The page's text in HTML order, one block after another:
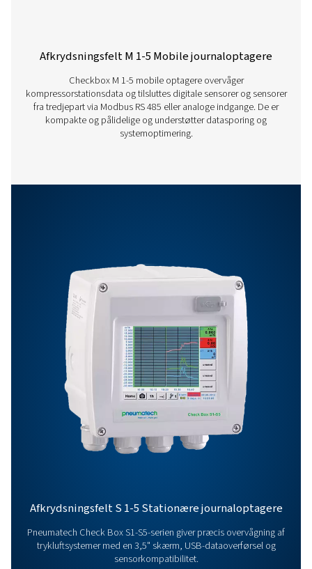
Driftstemperaturer 0-50 °C
Opbevaringstemperatur -20-70 °C
Ekstraudstyr
Kontakt os
Har du spørgsmål om vores måleudstyr, eller vil du
mere om, hvordan det kan forbedre din drift?
dag! Vores team er her for at give ekspertrådgivning
vejlede dig i optimering af dine processer med vores
Kontakt vores eksperter i måleudstyr